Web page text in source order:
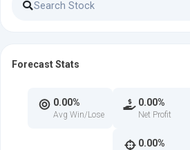
Forecast Stats
0.00%
Avg Win/Lose
0.00%
Net Profit
0.00%